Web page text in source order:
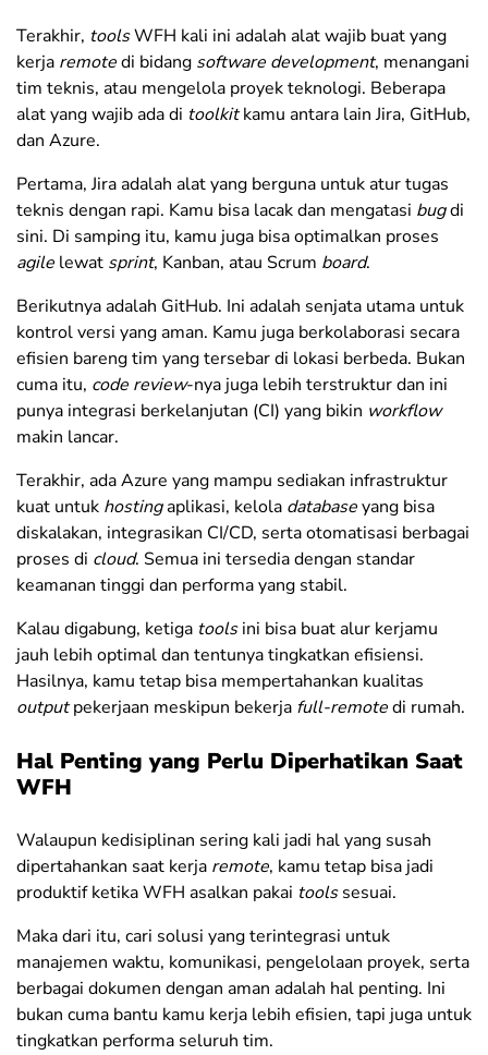
Terakhir, toolsWFH kali ini adalah alat wajib buat yang
kerja remotedi bidang software development, menangani
tim teknis, atau mengelola proyek teknologi. Beberapa
alat yang wajib ada di toolkitkamu antara lain Jira, GitHub,
dan Azure.
Pertama, Jira adalah alat yang berguna untuk atur tugas
teknis dengan rapi. Kamu bisa lacak dan mengatasi bugdi
sini. Di samping itu, kamu juga bisa optimalkan proses
agile lewat sprint, Kanban, atau Scrum board.
Berikutnya adalah GitHub. Ini adalah senjata utama untuk
kontrol versi yang aman. Kamu juga berkolaborasi secara
efisien bareng tim yang tersebar di lokasi berbeda. Bukan
cuma itu, code review-nya juga lebih terstruktur dan ini
punya integrasi berkelanjutan (CI) yang bikin workflow
makin lancar.
Terakhir, ada Azure yang mampu sediakan infrastruktur
kuat untuk hostingaplikasi, kelola databaseyang bisa
diskalakan, integrasikan CI/CD, serta otomatisasi berbagai
proses di cloud. Semua ini tersedia dengan standar
keamanan tinggi dan performa yang stabil.
Kalau digabung, ketiga toolsini bisa buat alur kerjamu
jauh lebih optimal dan tentunya tingkatkan efisiensi.
Hasilnya, kamu tetap bisa mempertahankan kualitas
outputpekerjaan meskipun bekerja full-remotedi rumah.
Hal Penting yang Perlu Diperhatikan Saat
WFH
Walaupun kedisiplinan sering kali jadi hal yang susah
dipertahankan saat kerja remote, kamu tetap bisa jadi
produktif ketika WFH asalkan pakai toolssesuai.
Maka dari itu, cari solusi yang terintegrasi untuk
manajemen waktu, komunikasi, pengelolaan proyek, serta
berbagai dokumen dengan aman adalah hal penting. Ini
bukan cuma bantu kamu kerja lebih efisien, tapi juga untuk
tingkatkan performa seluruh tim.